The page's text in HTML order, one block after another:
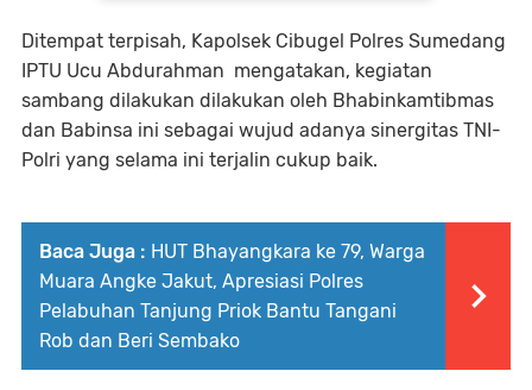
Ditempat terpisah, Kapolsek Cibugel Polres Sumedang
IPTU Ucu Abdurahman mengatakan, kegiatan
sambang dilakukan dilakukan oleh Bhabinkamtibmas
dan Babinsa ini sebagai wujud adanya sinergitas TNI-
Polri yang selama ini terjalin cukup baik.
Baca Juga : HUT Bhayangkara ke 79, Warga
Muara Angke Jakut, Apresiasi Polres
Pelabuhan Tanjung Priok Bantu Tangani
Rob dan Beri Sembako